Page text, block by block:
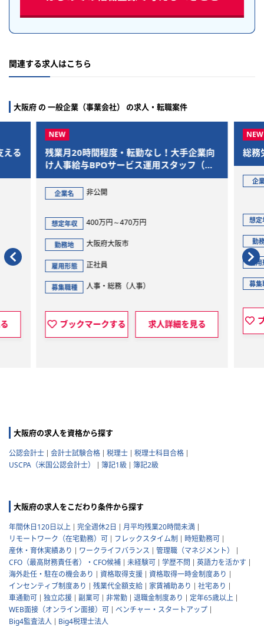
関連する求人はこちら
大阪府 の 一般企業（事業会社） の求人・転職案件
業向
総務労務
企業名
生和コーポレーション株式会社（西日本
本社）
想定年収 400万円～750万円
勤務地 大阪府大阪市
雇用形態 正社員
募集職種 経理・財務（全般）
ブックマークする 求人詳細を見る
経
士
大阪府の求人を資格から探す
公認会計士 会計士試験合格 税理士
税理士科目合格
USCPA（米国公認会計士）
簿記1級 簿記2級
大阪府の求人をこだわり条件から探す
年間休日120日以上 完全週休2日
月平均残業20時間未満
リモートワーク（在宅勤務）可
フレックスタイム制
時短勤務可
産休・育休実績あり
ワークライフバランス
管理職（マネジメント）
CFO（最高財務責任者）・CFO候補
未経験可 学歴不問
英語力を活かす
海外赴任・駐在の機会あり
資格取得支援
資格取得一時金制度あり
インセンティブ制度あり
残業代全額支給 家賃補助あり
社宅あり
車通勤可
独立応援 副業可 非常勤 退職金制度あり
定年65歳以上
WEB面接（オンライン面接）可
ベンチャー・スタートアップ
Big4監査法人
Big4税理士法人